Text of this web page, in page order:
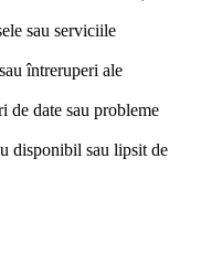
sau serviciile
întreruperi ale
de date sau probleme
disponibil sau lipsit de